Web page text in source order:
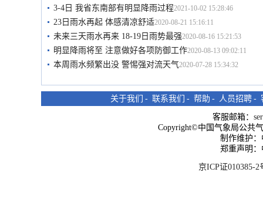
3-4日 我省东南部有明显降雨过程2021-10-02 15:28:46
23日雨水再起 体感清凉舒适2020-08-21 15:16:11
未来三天雨水再来 18-19日雨势最强2020-08-16 15:21:53
明显降雨将至 注意做好各项防御工作2020-08-13 09:02:11
本周雨水频繁出没 警惕强对流天气2020-07-28 15:34:32
关于我们 - 联系我们 - 帮助 - 人员招聘 -
客服邮箱：
Copyright©中国气象局公共
制作维护
郑重声明
京ICP证010385-2